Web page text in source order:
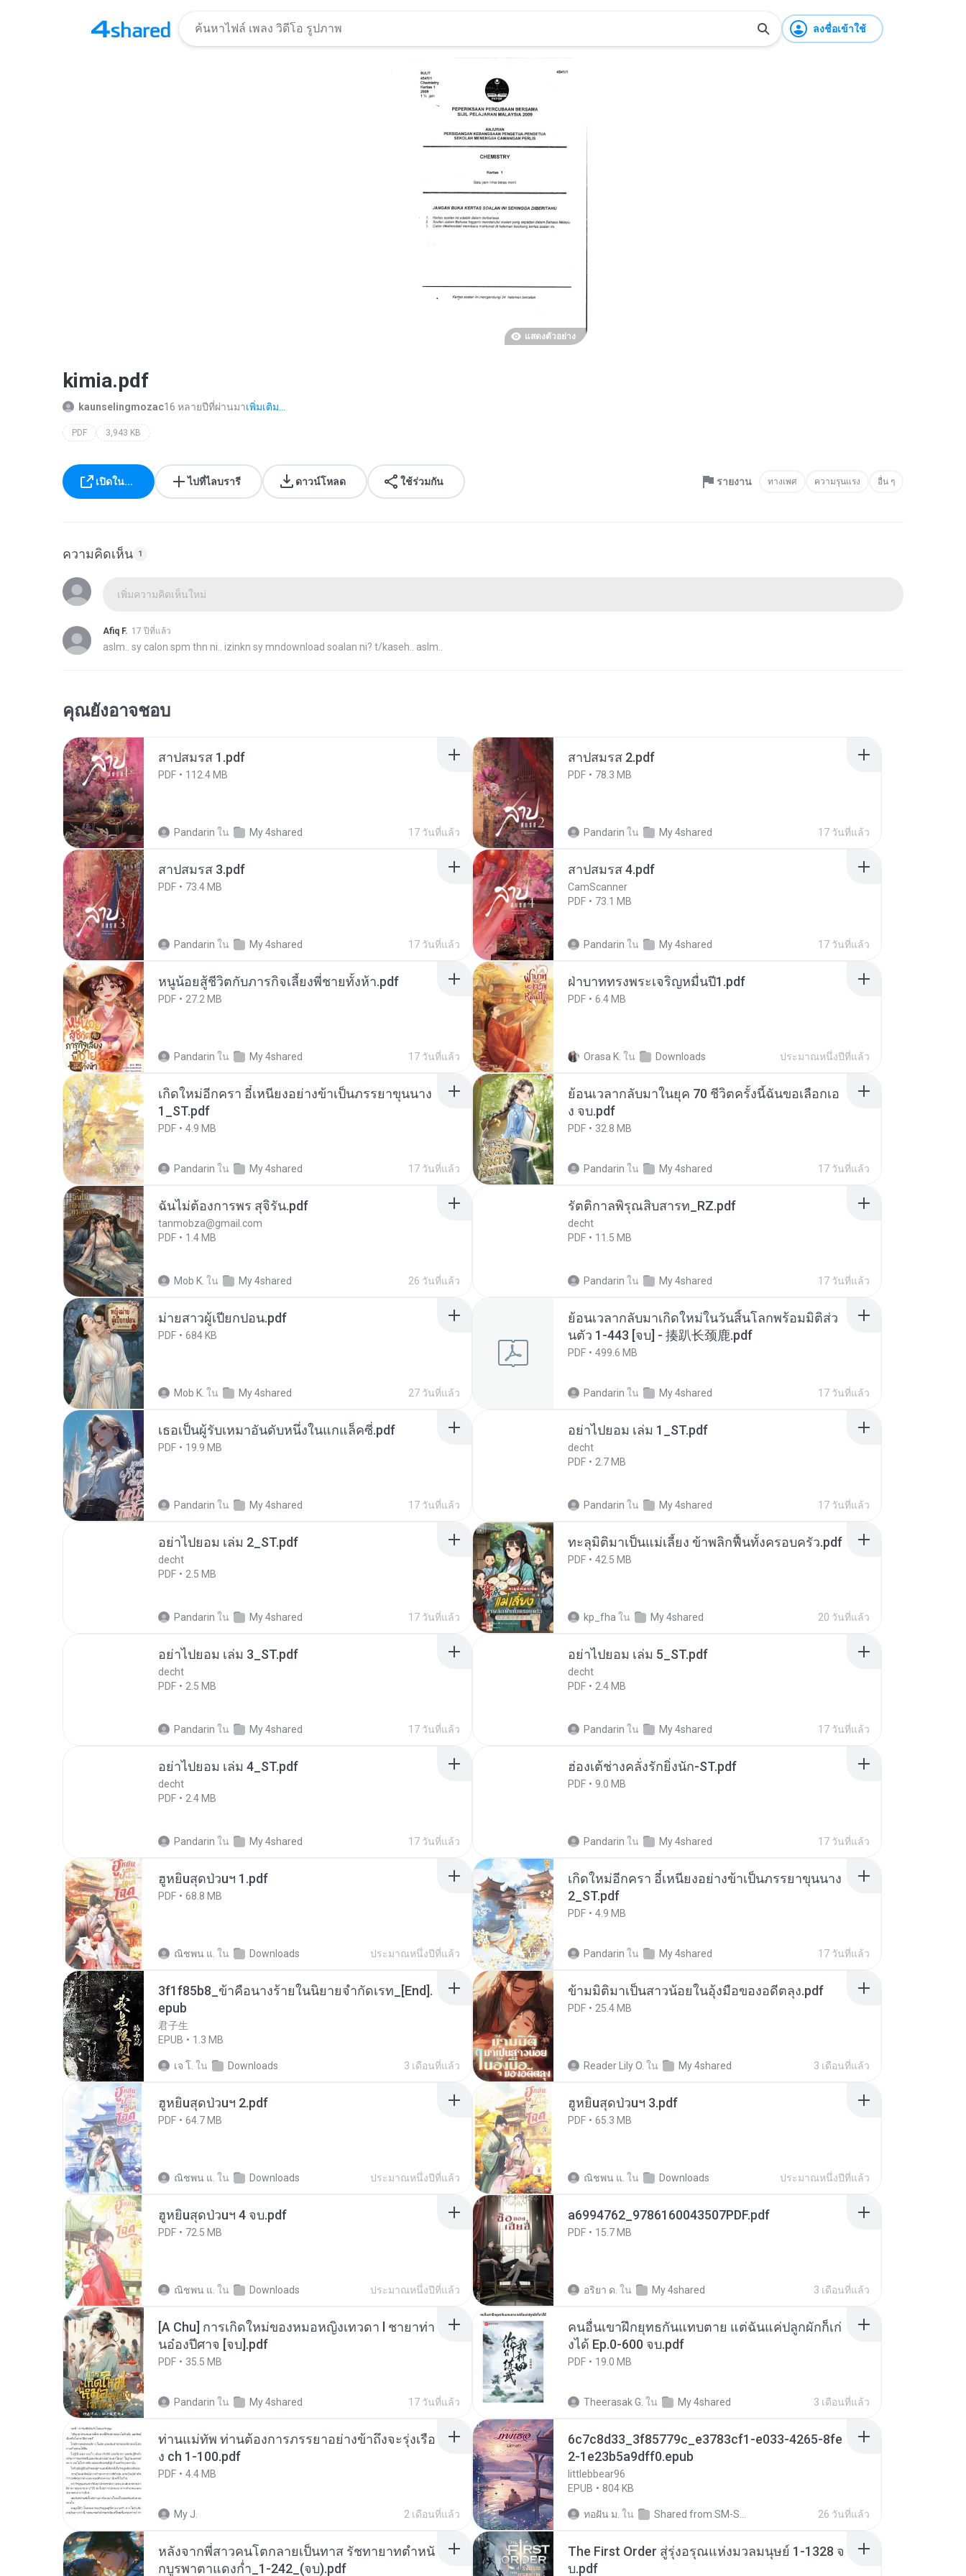
ลงชื่อเข้าใช้
แสดงตัวอย่าง
kimia.pdf
kaunselingmozac16 หลายปีที่ผ่านมาเพิ่มเติม...
PDF 3,943 KB
เปิดใน... ไปที่ไลบรารี ดาวน์โหลด ใช้ร่วมกัน รายงาน ทางเพศ ความรุนแรง อื่น ๆ
ความคิดเห็น 1
เพิ่มความคิดเห็นใหม่
Afiq F. 17 ปีที่แล้ว
aslm.. sy calon spm thn ni.. izinkn sy mndownload soalan ni? t/kaseh.. aslm..
คุณยังอาจชอบ
สาปสมรส 1.pdf
PDF 112.4 MB
Pandarin ใน My 4shared 17 วันที่แล้ว
สาปสมรส 2.pdf
PDF 78.3 MB
Pandarin ใน My 4shared 17 วันที่แล้ว
สาปสมรส 3.pdf
PDF 73.4 MB
Pandarin ใน My 4shared 17 วันที่แล้ว
สาปสมรส 4.pdf
CamScanner
PDF
73.1 MB
Pandarin ใน My 4shared 17 วันที่แล้ว
หนูน้อยสู้ชีวิตกับภารกิจเลี้ยงพี่ชายทั้งห้า.pdf
PDF 27.2 MB
Pandarin ใน My 4shared 17 วันที่แล้ว
ฝ่าบาททรงพระเจริญหมื่นปี1.pdf
PDF 6.4 MB
Orasa K. ใน Downloads ประมาณหนึ่งปีที่แล้ว
เกิดใหม่อีกครา อี๋เหนียงอย่างข้าเป็นภรรยาขุนนาง
1_ST.pdf
PDF 4.9 MB
Pandarin ใน My 4shared 17 วันที่แล้ว
ย้อนเวลากลับมาในยุค 70 ชีวิตครั้งนี้ฉันขอเลือกเอ
ง จบ.pdf
PDF 32.8 MB
Pandarin ใน My 4shared 17 วันที่แล้ว
ฉันไม่ต้องการพร สุจิรัน.pdf
tanmobza@gmail.com
PDF
1.4 MB
Mob K. ใน My 4shared 26 วันที่แล้ว
รัตติกาลพิรุณสิบสารท_RZ.pdf
decht
PDF
11.5 MB
Pandarin ใน My 4shared 17 วันที่แล้ว
ม่ายสาวผู้เปียกปอน.pdf
PDF 684 KB
Mob K. ใน My 4shared 27 วันที่แล้ว
ย้อนเวลากลับมาเกิดใหม่ในวันสิ้นโลกพร้อมมิติส่ว
นตัว 1-443 [จบ] - 揍趴长颈鹿.pdf
PDF 499.6 MB
Pandarin ใน My 4shared 17 วันที่แล้ว
เธอเป็นผู้รับเหมาอันดับหนึ่งในแกแล็คซี่.pdf
PDF 19.9 MB
Pandarin ใน My 4shared 17 วันที่แล้ว
อย่าไปยอม เล่ม 1_ST.pdf
decht
PDF
2.7 MB
Pandarin ใน My 4shared 17 วันที่แล้ว
อย่าไปยอม เล่ม 2_ST.pdf
decht
PDF
2.5 MB
Pandarin ใน My 4shared 17 วันที่แล้ว
ทะลุมิติมาเป็นแม่เลี้ยง ข้าพลิกฟื้นทั้งครอบครัว.pdf
PDF 42.5 MB
kp_fha ใน My 4shared 20 วันที่แล้ว
อย่าไปยอม เล่ม 3_ST.pdf
decht
PDF
2.5 MB
Pandarin ใน My 4shared 17 วันที่แล้ว
อย่าไปยอม เล่ม 5_ST.pdf
decht
PDF
2.4 MB
Pandarin ใน My 4shared 17 วันที่แล้ว
อย่าไปยอม เล่ม 4_ST.pdf
decht
PDF
2.4 MB
Pandarin ใน My 4shared 17 วันที่แล้ว
ฮ่องเต้ช่างคลั่งรักยิ่งนัก-ST.pdf
PDF 9.0 MB
Pandarin ใน My 4shared 17 วันที่แล้ว
ฮูหยิuสุดป่วuฯ 1.pdf
PDF 68.8 MB
ณิชพน แ. ใน Downloads ประมาณหนึ่งปีที่แล้ว
เกิดใหม่อีกครา อี๋เหนียงอย่างข้าเป็นภรรยาขุนนาง
2_ST.pdf
PDF 4.9 MB
Pandarin ใน My 4shared 17 วันที่แล้ว
3f1f85b8_ข้าคือนางร้ายในนิยายจำกัดเรท_[End].
epub
君子生
EPUB
1.3 MB
เจ โ. ใน Downloads 3 เดือนที่แล้ว
ข้ามมิติมาเป็นสาวน้อยในอุ้งมือของอดีตลุง.pdf
PDF 25.4 MB
Reader Lily O. ใน My 4shared 3 เดือนที่แล้ว
ฮูหยิuสุดป่วuฯ 2.pdf
PDF 64.7 MB
ณิชพน แ. ใน Downloads ประมาณหนึ่งปีที่แล้ว
ฮูหยิuสุดป่วuฯ 3.pdf
PDF 65.3 MB
ณิชพน แ. ใน Downloads ประมาณหนึ่งปีที่แล้ว
ฮูหยิuสุดป่วuฯ 4 จบ.pdf
PDF 72.5 MB
ณิชพน แ. ใน Downloads ประมาณหนึ่งปีที่แล้ว
a6994762_9786160043507PDF.pdf
PDF 15.7 MB
อริยา ด. ใน My 4shared 3 เดือนที่แล้ว
[A Chu] การเกิดใหม่ของหมอหญิงเทวดา l ชายาท่า
นอ๋องปีศาจ [จบ].pdf
PDF 35.5 MB
Pandarin ใน My 4shared 17 วันที่แล้ว
คนอื่นเขาฝึกยุทธกันแทบตาย แต่ฉันแค่ปลูกผักก็เก่
งได้ Ep.0-600 จบ.pdf
PDF 19.0 MB
Theerasak G. ใน My 4shared 3 เดือนที่แล้ว
ท่านแม่ทัพ ท่านต้องการภรรยาอย่างข้าถึงจะรุ่งเรือ
ง ch 1-100.pdf
PDF 4.4 MB
My J. 2 เดือนที่แล้ว
6c7c8d33_3f85779c_e3783cf1-e033-4265-8fe
2-1e23b5a9dff0.epub
littlebbear96
EPUB
804 KB
ทอฝัน ม. ใน 26 วันที่แล้ว
หลังจากพี่สาวคนโตกลายเป็นทาส รัชทายาทตำหนั
กบูรพาตาแดงก่ำ_1-242_(จบ).pdf
The First Order สู่รุ่งอรุณแห่งมวลมนุษย์ 1-1328 จ
บ.pdf